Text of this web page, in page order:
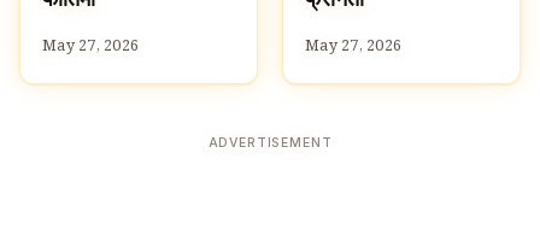
फ
May 27, 2026 फ
May 27, 2026
ADVERTISEMENT